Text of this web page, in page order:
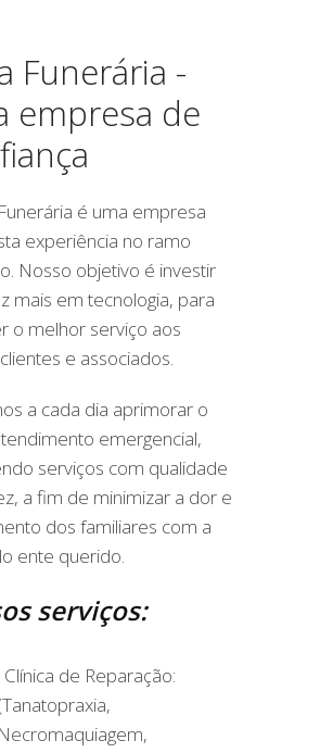
Funerária -
empresa de
é uma empresa
experiência no ramo
Nosso objetivo é investir
mais em tecnologia, para
o melhor serviço aos
e associados.
a cada dia aprimorar o
emergencial,
serviços com qualidade
a fim de minimizar a dor e
dos familiares com a
ente querido.
serviços:
Clínica de Reparação:
Necromaquiagem,